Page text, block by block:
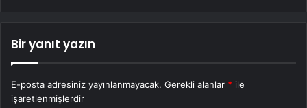
Bir yanıt yazın
E-posta adresiniz yayınlanmayacak. Gerekli alanlar * ile
işaretlenmişlerdir